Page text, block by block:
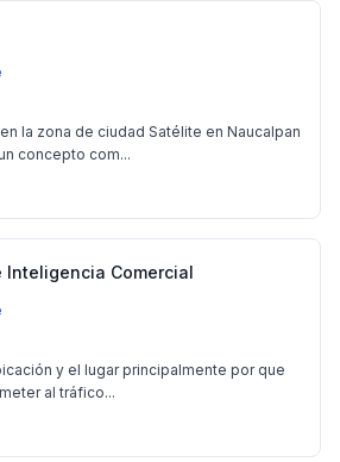
la zona de ciudad Satélite en Naucalpan
concepto com...
Inteligencia Comercial
y el lugar principalmente por que
al tráfico...